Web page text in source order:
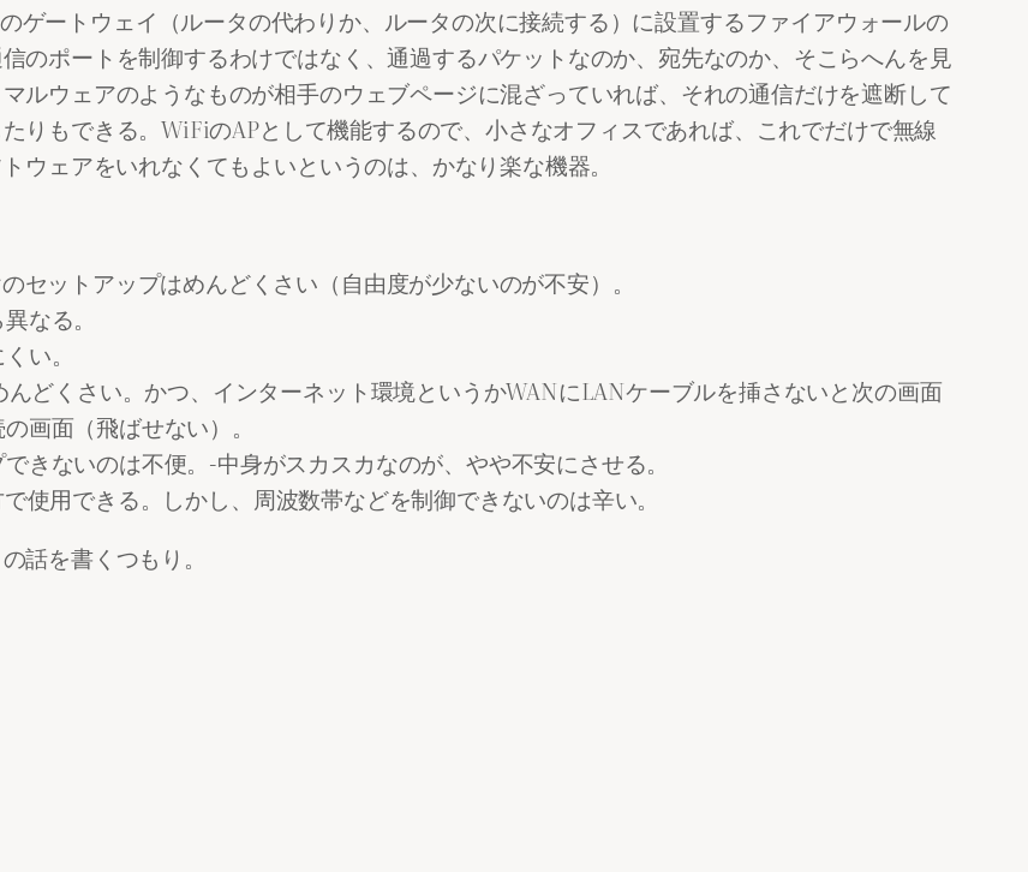
ゲートウェイ（ルータの代わりか、ルータの次に接続する）に設置するファイアウォールの
のポートを制御するわけではなく、通過するパケットなのか、宛先なのか、そこらへんを見
ルウェアのようなものが相手のウェブページに混ざっていれば、それの通信だけを遮断して
りもできる。WiFiのAPとして機能するので、小さなオフィスであれば、これでだけで無線
ェアをいれなくてもよいというのは、かなり楽な機器。
セットアップはめんどくさい（自由度が少ないのが不安）。
なる。
い。
どくさい。かつ、インターネット環境というかWANにLANケーブルを挿さないと次の画面
画面（飛ばせない）。
きないのは不便。-中身がスカスカなのが、やや不安にさせる。
使用できる。しかし、周波数帯などを制御できないのは辛い。
話を書くつもり。